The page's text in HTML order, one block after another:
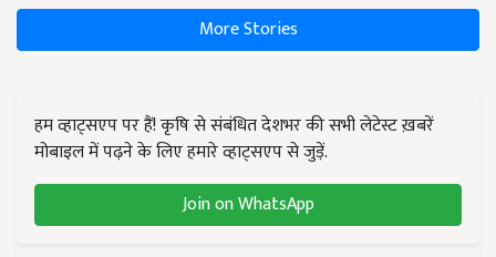
More Stories
हम व्हाट्सएप पर हैं! कृषि से संबंधित देशभर की सभी लेटेस्ट ख़बरें
मोबाइल में पढ़ने के लिए हमारे व्हाट्सएप से जुड़ें.
Join on WhatsApp